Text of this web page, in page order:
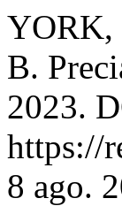
YORK,
B.
2023.
https://
8 ago.